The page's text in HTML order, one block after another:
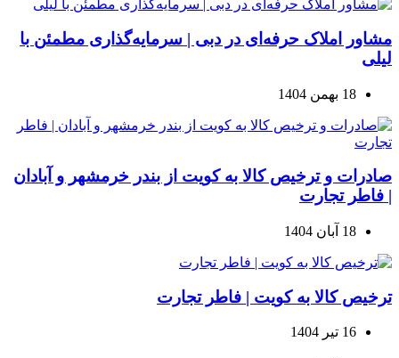
مشاور املاک حرفه‌ای در دبی | سرمایه‌گذاری مطمئن با
لیلی
18 بهمن 1404
صادرات و ترخیص کالا به کویت از بندر خرمشهر و آبادان
| فاطر تجارت
18 آبان 1404
ترخیص کالا به کویت | فاطر تجارت
16 تیر 1404